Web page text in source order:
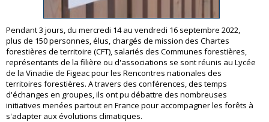
Pendant 3 jours, du mercredi 14 au vendredi 16 septembre 2022,
plus de 150 personnes, élus, chargés de mission des Chartes
forestières de territoire (CFT), salariés des Communes forestières,
représentants de la filière ou d'associations se sont réunis au Lycée
de la Vinadie de Figeac pour les Rencontres nationales des
territoires forestières. A travers des conférences, des temps
d'échanges en groupes, ils ont pu débattre des nombreuses
initiatives menées partout en France pour accompagner les forêts à
s'adapter aux évolutions climatiques.